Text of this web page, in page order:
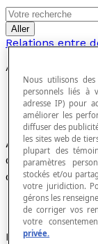
Aller
Relations entre
Angles alternes
Angles situés
dans la région
droites.
Exemples
Nous utilisons
personnels liés à
adresse IP) pour
améliorer les
diffuser des
les sites web de
plupart des
paramètres
stockés et/ou
votre juridiction.
gérons les
de corriger vos
votre
privée.